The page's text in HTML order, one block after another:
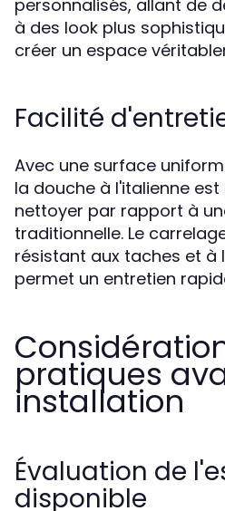
personnalisés, allant de
à des look plus
créer un espace
Facilité
Avec une surface
la douche à l'italienne
nettoyer par rapport à
traditionnelle. Le
résistant aux taches et à
permet un entretien
pratiques
installation
Évaluation de
disponible